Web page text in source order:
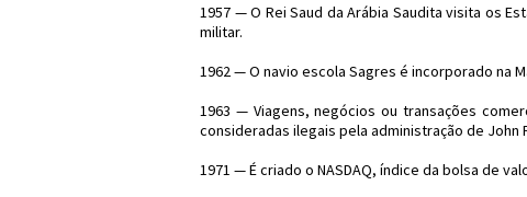
1957 — O Rei Saud da Arábia Saudita visita os
militar.
1962 — O navio escola Sagres é incorporado na
1963 — Viagens, negócios ou transações
consideradas ilegais pela administração de John
1971 — É criado o NASDAQ, índice da bolsa de